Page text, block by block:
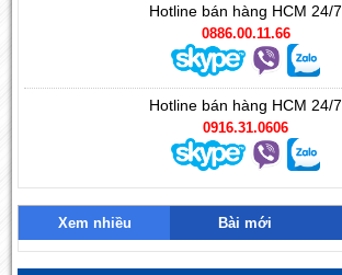
Hotline bán hàng HCM 24/7
0886.00.11.66
Hotline bán hàng HCM 24/7
0916.31.0606
Xem nhiều Bài mới